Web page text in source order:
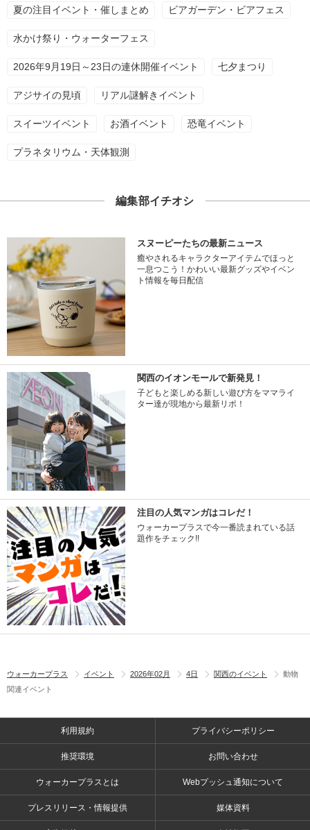
夏の注目イベント・催しまとめ ビアガーデン・ビアフェス
水かけ祭り・ウォーターフェス
2026年9月19日～23日の連休開催イベント 七夕まつり
アジサイの見頃 リアル謎解きイベント
スイーツイベント お酒イベント 恐竜イベント
プラネタリウム・天体観測
編集部イチオシ
スヌーピーたちの最新ニュース
癒やされるキャラクターアイテムでほっと
一息つこう！かわいい最新グッズやイベン
ト情報を毎日配信
関西のイオンモールで新発見！
子どもと楽しめる新しい遊び方をママライ
ター達が現地から最新リポ！
注目の人気マンガはコレだ！
ウォーカープラスで今一番読まれている話
題作をチェック!!
ウォーカープラス イベント 2026年02月 4日 関西のイベント
動物
関連イベント
利用規約 プライバシーポリシー
推奨環境 お問い合わせ
ウォーカープラスとは Webプッシュ通知について
プレスリリース・情報提供 媒体資料